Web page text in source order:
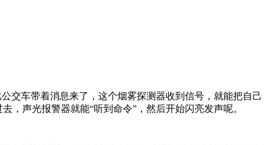
交车带着消息来了，这个烟雾探测器收到信号，就能把自己
，声光报警器就能“听到命令”，然后开始闪亮发声呢。